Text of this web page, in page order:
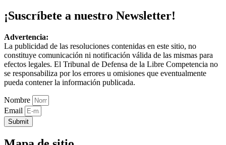
¡Suscríbete a nuestro Newsletter!
Advertencia:
La publicidad de las resoluciones contenidas en este sitio, no
constituye comunicación ni notificación válida de las mismas para
efectos legales. El Tribunal de Defensa de la Libre Competencia no
se responsabiliza por los errores u omisiones que eventualmente
pueda contener la información publicada.
Nombre
Email
Submit